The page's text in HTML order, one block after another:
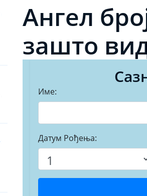
Ангел
зашто
Име:
Датум Рођења: